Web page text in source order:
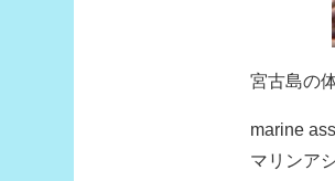
宮古島の
marine
マリンア